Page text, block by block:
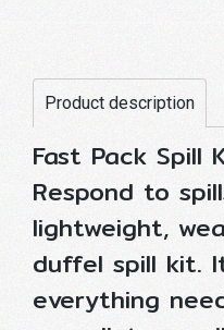
Product description
Fast Pack Spill
Respond to
lightweight,
duffel spill kit.
everything